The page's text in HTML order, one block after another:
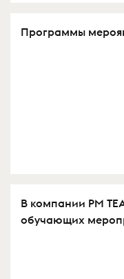
Программы
В компании PM
обучающих